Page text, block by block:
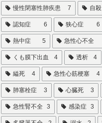
慢性閉塞性肺疾患 7 自殺
認知症 6 狭心症 6
熱中症 5 急性心不全
くも膜下出血 4 透析 4
縊死 4 急性心筋梗塞 4
肺塞栓症 3 心臓死 3
急性腎不全 3 感染症 3